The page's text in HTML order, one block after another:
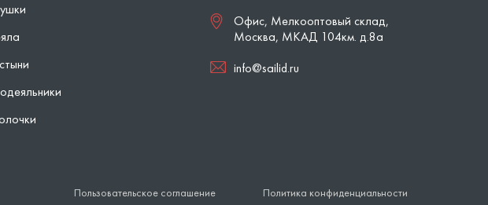
Офис, Мелкооптовый склад,
Москва, МКАД 104км. д.8а
info@sailid.ru
Пользовательское соглашение Политика конфиденциальности